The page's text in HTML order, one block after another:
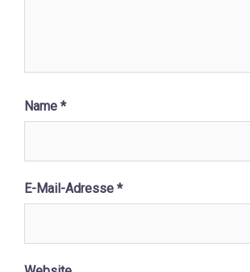
Name *
E-Mail-Adresse *